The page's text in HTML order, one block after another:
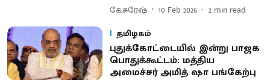
கே.சுரேஷ் 10 Feb 2026 2 min read
தமிழகம்
புதுக்கோட்டையில் இன்று பாஜக
பொதுக்கூட்டம்: மத்திய
அமைச்சர் அமித் ஷா பங்கேற்பு